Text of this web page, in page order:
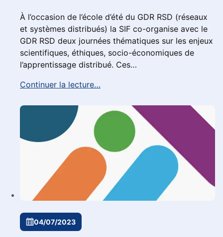
À l’occasion de l’école d’été du GDR RSD (réseaux
et systèmes distribués) la SIF co-organise avec le
GDR RSD deux journées thématiques sur les enjeux
scientifiques, éthiques, socio-économiques de
l’apprentissage distribué. Ces…
Continuer la lecture…
04/07/2023